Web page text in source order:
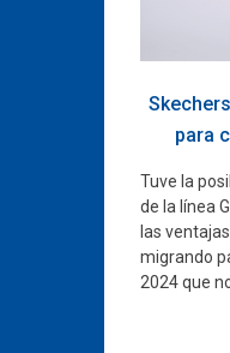
para
Tuve la
de la línea
las
migrando
2024 que